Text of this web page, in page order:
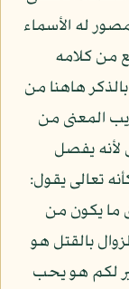
له الأسماء
مواضع من كلامه
هاهنا من
المعنى من
لأنه يفصل
تعالى يقول:
ما يكون من
بالقتل هو
لكم هو يحب